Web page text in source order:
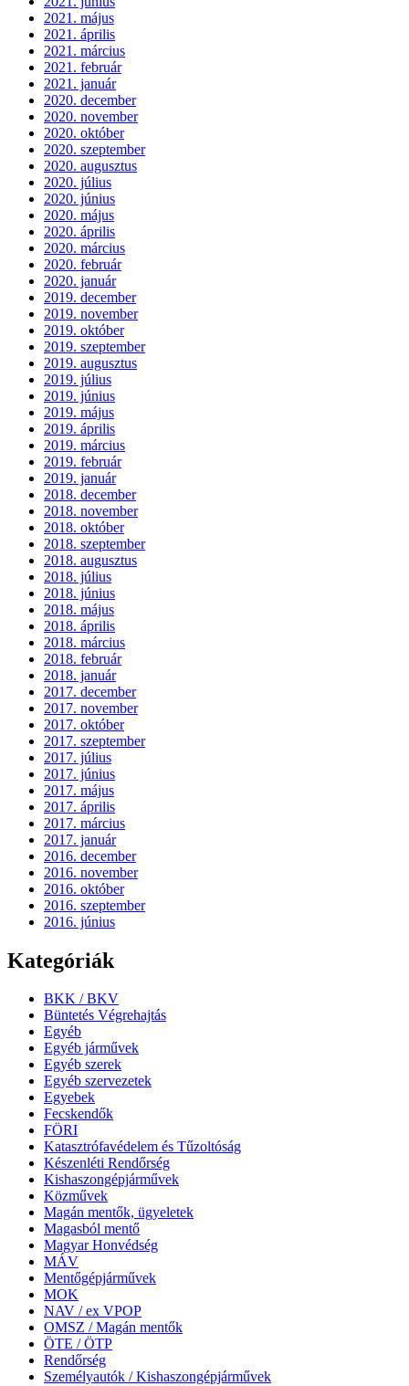
2021. május
2021. április
2021. március
2021. február
2021. január
2020. december
2020. november
2020. október
2020. szeptember
2020. augusztus
2020. július
2020. június
2020. május
2020. április
2020. március
2020. február
2020. január
2019. december
2019. november
2019. október
2019. szeptember
2019. augusztus
2019. július
2019. június
2019. május
2019. április
2019. március
2019. február
2019. január
2018. december
2018. november
2018. október
2018. szeptember
2018. augusztus
2018. július
2018. június
2018. május
2018. április
2018. március
2018. február
2018. január
2017. december
2017. november
2017. október
2017. szeptember
2017. július
2017. június
2017. május
2017. április
2017. március
2017. január
2016. december
2016. november
2016. október
2016. szeptember
2016. június
Kategóriák
BKK / BKV
Büntetés Végrehajtás
Egyéb
Egyéb járművek
Egyéb szerek
Egyéb szervezetek
Egyebek
Fecskendők
FÖRI
Katasztrófavédelem és Tűzoltóság
Készenléti Rendőrség
Kishaszongépjárművek
Közművek
Magán mentők, ügyeletek
Magasból mentő
Magyar Honvédség
MÁV
Mentőgépjárművek
MOK
NAV / ex VPOP
OMSZ / Magán mentők
ÖTE / ÖTP
Rendőrség
Személyautók / Kishaszongépjárművek